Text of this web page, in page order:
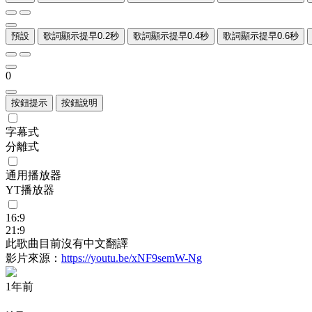
預設 歌詞顯示提早0.2秒 歌詞顯示提早0.4秒 歌詞顯示提早0.6秒
0
按鈕提示 按鈕說明
字幕式
分離式
通用播放器
YT播放器
16:9
21:9
此歌曲目前沒有中文翻譯
影片來源： https://youtu.be/xNF9semW-Ng
1年前